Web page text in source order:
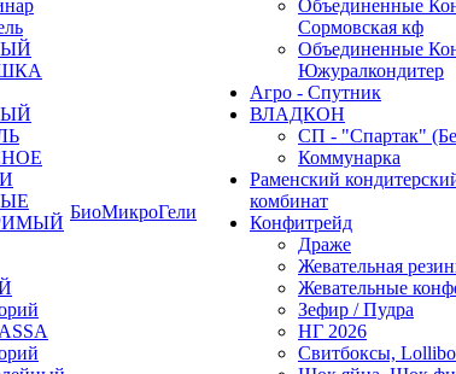
БиоМикроГели
Объединенные
Сормовская кф
Объединенные
Южуралкондитер
Агро - Спутник
ВЛАДКОН
СП - "Спартак"
Коммунарка
Раменский
комбинат
Конфитрейд
Драже
Жевательная
Жевательные
Зефир / Пудра
НГ 2026
Свитбоксы,